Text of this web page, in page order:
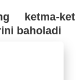
ketma-ket
baholadi